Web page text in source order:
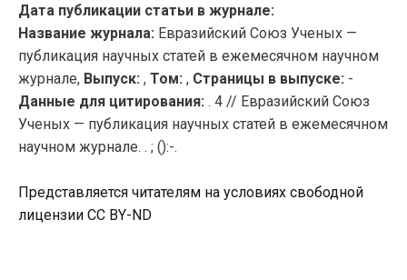
Дата публикации статьи в журнале:
Название журнала: Евразийский Союз Ученых —
публикация научных статей в ежемесячном научном
журнале, Выпуск: , Том: , Страницы в выпуске: -
Данные для цитирования: . 4 // Евразийский Союз
Ученых — публикация научных статей в ежемесячном
научном журнале. . ; ():-.
Представляется читателям на условиях свободной
лицензии CC BY-ND